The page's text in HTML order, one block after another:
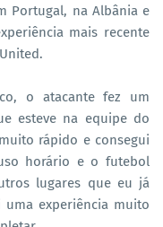
Portugal, na Albânia e
mais recente
o atacante fez um
esteve na equipe do
rápido e consegui
horário e o futebol
lugares que eu já
experiência muito